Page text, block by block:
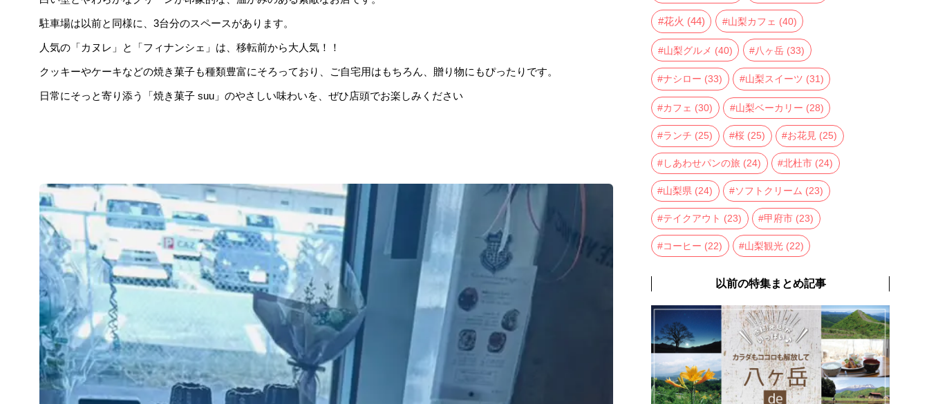
駐車場は以前と同様に、3台分のスペースがあります。
人気の「カヌレ」と「フィナンシェ」は、移転前から大人気！！
クッキーやケーキなどの焼き菓子も種類豊富にそろっており、ご自宅用はもちろん、贈り物にもぴったりです。
日常にそっと寄り添う「焼き菓子 suu」のやさしい味わいを、ぜひ店頭でお楽しみください
花火 (44) 山梨カフェ (40)
山梨グルメ (40) 八ヶ岳 (33)
ナシロー (33) 山梨スイーツ (31)
カフェ (30) 山梨ベーカリー (28)
ランチ (25) 桜 (25) お花見 (25)
しあわせパンの旅 (24) 北杜市 (24)
山梨県 (24) ソフトクリーム (23)
テイクアウト (23) 甲府市 (23)
コーヒー (22) 山梨観光 (22)
以前の特集まとめ記事